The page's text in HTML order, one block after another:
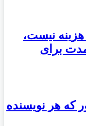
هزینه نیست،
برای
که هر نویسنده